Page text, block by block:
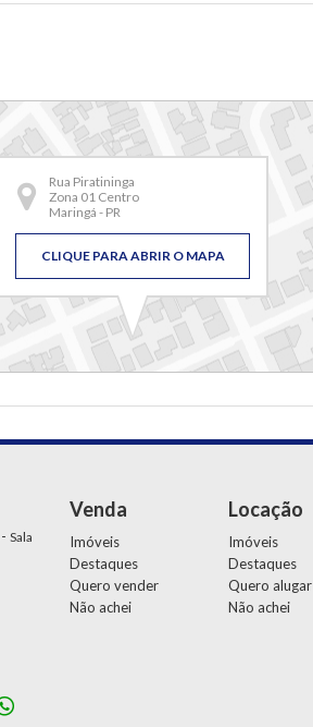
Rua Piratininga
Zona 01 Centro
Maringá - PR
CLIQUE PARA ABRIR O MAPA
- Sala
Venda
Imóveis
Destaques
Quero vender
Não achei
Locação
Imóveis
Destaques
Quero alugar
Não achei